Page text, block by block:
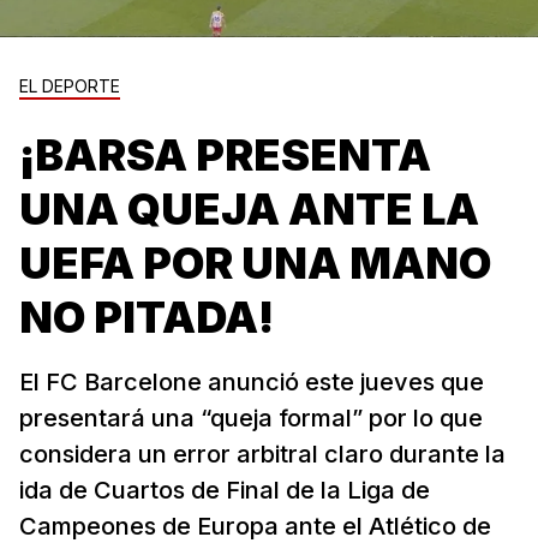
EL DEPORTE
¡BARSA PRESENTA
UNA QUEJA ANTE LA
UEFA POR UNA MANO
NO PITADA!
El FC Barcelone anunció este jueves que
presentará una “queja formal” por lo que
considera un error arbitral claro durante la
ida de Cuartos de Final de la Liga de
Campeones de Europa ante el Atlético de